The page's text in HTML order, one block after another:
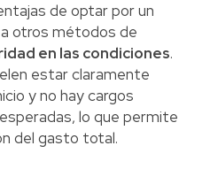
de optar por un
otros métodos de
en las condiciones.
estar claramente
y no hay cargos
lo que permite
del gasto total.